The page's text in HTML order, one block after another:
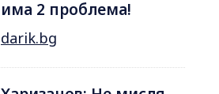
има 2 проблема!
darik.bg